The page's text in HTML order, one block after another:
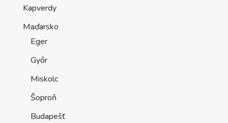
Kapverdy
Maďarsko
Eger
Győr
Miskolc
Šoproň
Budapešť